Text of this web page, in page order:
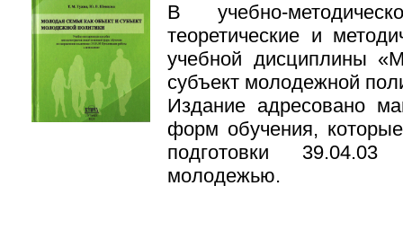
В учебно-
теоретические и
учебной дисциплины
субъект молодежной
Издание адресовано
форм обучения,
подготовки
молодежью.